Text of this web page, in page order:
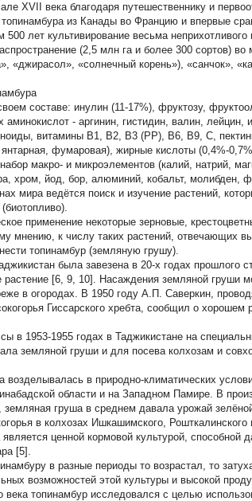
XVII века благодаря путешественнику и
из Канады во Францию и впервые
лет культивирование весьма неприхотливого
(2,5 млн га и более 300 сортов)
«джирасол», «солнечный корень»), «санчок»,
составе: инулин (11-17%), фруктозу,
- аргинин, гистидин, валин, лейцин,
витамины В1, В2, В3 (PP), В6, B9, С,
фумаровая), жирные кислоты (0,4%-
макро- и микроэлементов (калий, натрий,
хром, йод, бор, алюминий, кобальт, молибден,
мира ведётся поиск и изучение растений,
применение некоторые зерновые,
мнению, к числу таких растений, отвечающих
топинамбур (земляную грушу).
была завезена в 20-х годах прошлого
растение [6, 9, 10]. Насаждения земляной груши
в огородах. В 1950 году А.П. Саверкин,
Гиссарского хребта, сообщил о хорошем
в 1953-1955 годах в Таджикистане на
земляной груши и для посева колхозам и
возделывалась в природно-климатических
области и на Западном Памире. В
земляная груша в среднем давала урожай
в колхозах Ишкашимского, Рошткалинского
ценной кормовой культурой, способной
[5].
в разные периоды то возрастал, то
возможностей этой культуры и высокой
топинамбур исследовался с целью